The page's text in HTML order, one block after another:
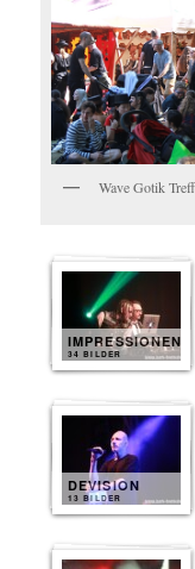
Wave Gotik
IMPRESSIONEN
34 BILDER
DEVISION
13 BILDER